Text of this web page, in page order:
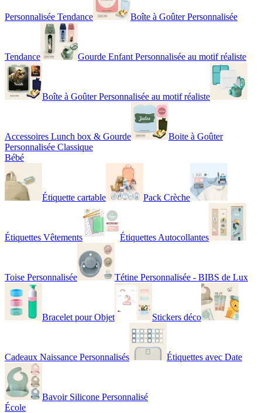
Personnalisée Tendance Boîte à Goûter Personnalisée
Tendance Gourde Enfant Personnalisée au motif réaliste
Boîte à Goûter Personnalisée au motif réaliste
Accessoires Lunch box & Gourde
Boite à Goûter
Personnalisée Classique
Bébé
Étiquette cartable Pack Crèche
Étiquettes Vêtements Étiquettes Autocollantes
Toise Personnalisée Tétine Personnalisée - BIBS de Lux
Bracelet pour Objet Stickers déco
Cadeaux Naissance Personnalisés Étiquettes avec Date
Bavoir Silicone Personnalisé
École